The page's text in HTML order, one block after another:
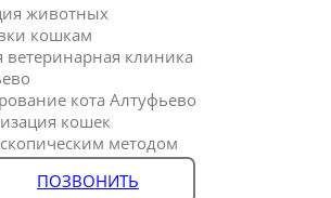
животных
кошкам
ветеринарная клиника
кота Алтуфьево
кошек
методом
ПОЗВОНИТЬ